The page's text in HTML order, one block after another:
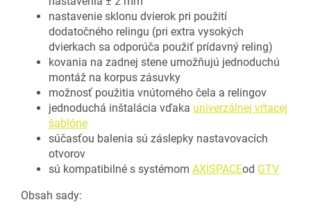
nastavenie sklonu dvierok pri použití
dodatočného relingu (pri extra vysokých
dvierkach sa odporúča použiť prídavný reling)
kovania na zadnej stene umožňujú jednoduchú
montáž na korpus zásuvky
možnosť použitia vnútorného čela a relingov
jednoduchá inštalácia vďaka univerzálnej vŕtacej
šablóne
súčasťou balenia sú záslepky nastavovacích
otvorov
sú kompatibilné s systémom AXISPACEod GTV
Obsah sady: